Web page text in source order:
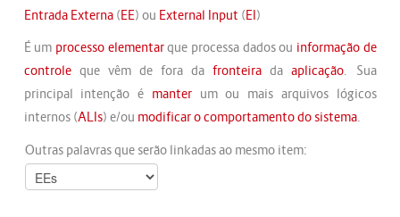
Entrada Externa(EE) ou External Input (EI)
É um processo elementarque processa dados ou informação de
controleque vêm de fora dafronteira daaplicação. Sua
principal intenção é manterum ou mais arquivos lógicos
internos (ALIs) e/ou modificar o comportamento do sistema.
Outras palavras que serão linkadas ao mesmo item: